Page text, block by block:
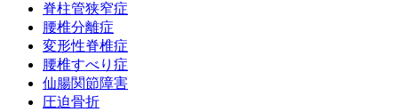
脊柱管狭窄症
腰椎分離症
変形性脊椎症
腰椎すべり症
仙腸関節障害
圧迫骨折